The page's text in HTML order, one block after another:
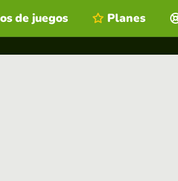
de juegos Planes